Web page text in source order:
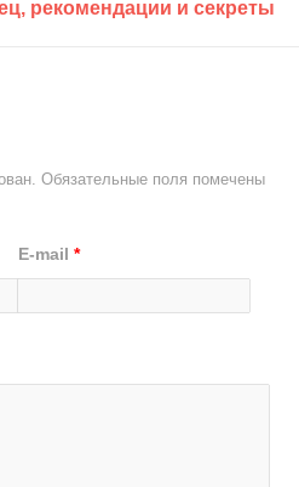
рекомендации и секреты
Обязательные поля помечены
E-mail*